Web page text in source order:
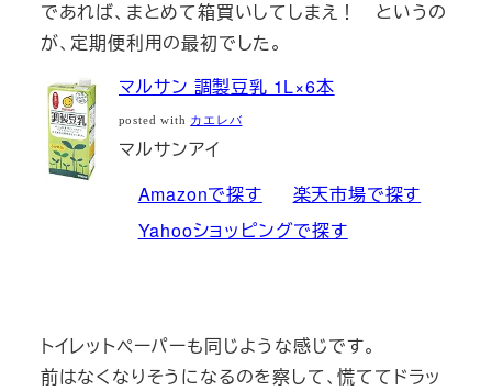
であれば、まとめて箱買いしてしまえ！ というの
が、定期便利用の最初でした。
マルサン 調製豆乳 1L×6本
posted with カエレバ
マルサンアイ
Amazonで探す
楽天市場で探す
Yahooショッピングで探す
トイレットペーパーも同じような感じです。
前はなくなりそうになるのを察して、慌ててドラッ